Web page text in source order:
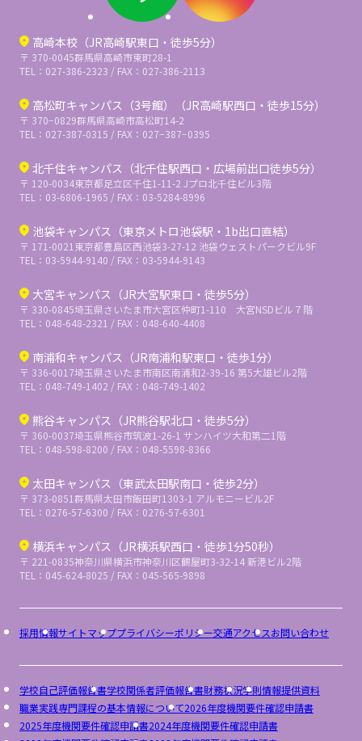
高崎本校（JR高崎駅東口・徒歩5分）
〒 370-0045群馬県高崎市東町28-1
TEL：027-386-2323 / FAX：027-386-2113
高松町キャンパス（3号館）（JR高崎駅西口・徒歩15分）
〒 370−0829群馬県高崎市高松町14-2
TEL：027-387-0315 / FAX：027−387−0395
北千住キャンパス（北千住駅西口・広場前出口徒歩5分）
〒 120-0034東京都足立区千住1-11-2 Jプロ北千住ビル3階
TEL：03-6806-1965 / FAX：03-5284-8996
池袋キャンパス（東京メトロ池袋駅・1b出口直結）
〒 171-0021 東京都豊島区西池袋3-27-12 池袋ウェストパークビル9F
TEL：03-5944-9140 / FAX：03-5944-9143
大宮キャンパス（JR大宮駅東口・徒歩5分）
〒 330-0845埼玉県さいたま市大宮区仲町1-110 大宮NSDビル７階
TEL：048-648-2321 / FAX：048-640-4408
南浦和キャンパス（JR南浦和駅東口・徒歩1分）
〒 336-0017埼玉県さいたま市南区南浦和2-39-16 第5大雄ビル2階
TEL：048-749-1402 / FAX：048-749-1402
熊谷キャンパス（JR熊谷駅北口・徒歩5分）
〒 360-0037埼玉県熊谷市筑波1-26-1 サンハイツ大和第二1階
TEL：048-598-8200 / FAX：048-5598-8366
太田キャンパス（東武太田駅南口・徒歩2分）
〒 373-0851群馬県太田市飯田町1303-1 アルモニービル2F
TEL：0276-57-6300 / FAX：0276-57-6301
横浜キャンパス（JR横浜駅西口・徒歩1分50秒）
〒 221-0835神奈川県横浜市神奈川区鶴屋町3-32-14 新港ビル2階
TEL：045-624-8025 / FAX：045-565-9898
採用情報サイトマッププライバシーポリシー交通アクセスお問い合わせ
学校自己評価報告書学校関係者評価報告書財務状況学則情報提供資料
職業実践専門課程の基本情報について2026年度機関要件確認申請書
2025年度機関要件確認申請書2024年度機関要件確認申請書